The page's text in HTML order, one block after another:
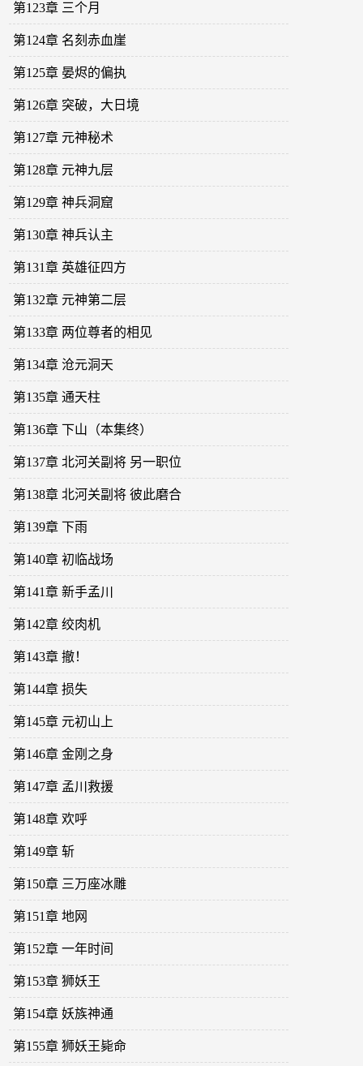
第123章 三个月
第124章 名刻赤血崖
第125章 晏烬的偏执
第126章 突破，大日境
第127章 元神秘术
第128章 元神九层
第129章 神兵洞窟
第130章 神兵认主
第131章 英雄征四方
第132章 元神第二层
第133章 两位尊者的相见
第134章 沧元洞天
第135章 通天柱
第136章 下山（本集终）
第137章 北河关副将 另一职位
第138章 北河关副将 彼此磨合
第139章 下雨
第140章 初临战场
第141章 新手孟川
第142章 绞肉机
第143章 撤！
第144章 损失
第145章 元初山上
第146章 金刚之身
第147章 孟川救援
第148章 欢呼
第149章 斩
第150章 三万座冰雕
第151章 地网
第152章 一年时间
第153章 狮妖王
第154章 妖族神通
第155章 狮妖王毙命